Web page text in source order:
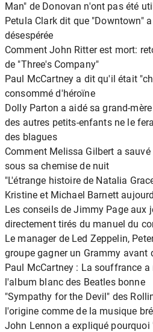
Man" de Donovan n'ont pas été
Petula Clark dit que "Downtown"
désespérée
Comment John Ritter est mort:
de "Three's Company"
Paul McCartney a dit qu'il était
consommé d'héroïne
Dolly Parton a aidé sa grand-
des autres petits-enfants ne le
des blagues
Comment Melissa Gilbert a
sous sa chemise de nuit
"L'étrange histoire de Natalia
Kristine et Michael Barnett
Les conseils de Jimmy Page aux
directement tirés du manuel du
Le manager de Led Zeppelin,
groupe gagner un Grammy avant
Paul McCartney : La souffrance
l'album blanc des Beatles bonne
"Sympathy for the Devil" des
l'origine comme de la musique
John Lennon a expliqué